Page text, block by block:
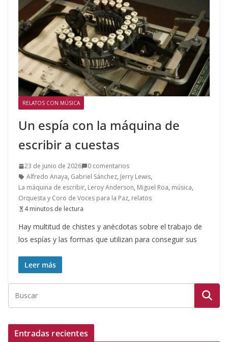
RELATOS CON MÚSICA
Un espía con la máquina de
escribir a cuestas
23 de junio de 2026
0 comentarios
Alfredo Anaya, Gabriel Sánchez, Jerry Lewis,
La máquina de escribir, Leroy Anderson, Miguel Roa, música,
Orquesta y Coro de Voces para la Paz, relatos
4 minutos de lectura
Hay multitud de chistes y anécdotas sobre el trabajo de
los espías y las formas que utilizan para conseguir sus
Leer más
Entradas recientes